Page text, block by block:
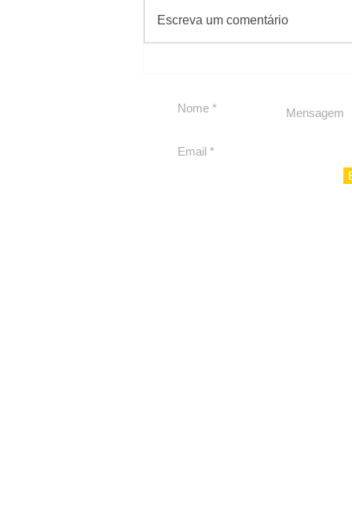
para São Paulo
Escreva um comentário
#Sugestões